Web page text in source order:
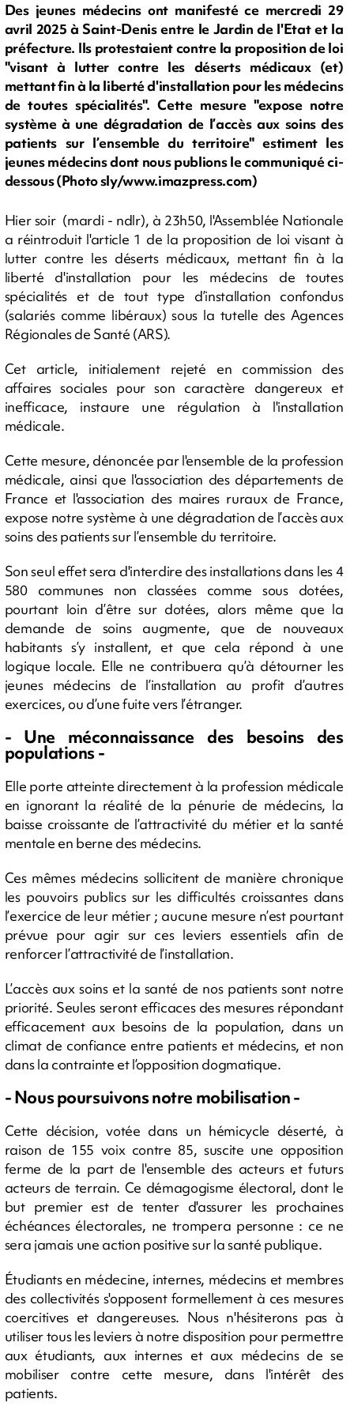
Des jeunes médecins ont manifesté ce mercredi 29
avril 2025 à Saint-Denis entre le Jardin de l'Etat et la
préfecture. Ils protestaient contre la proposition de loi
"visant à lutter contre les déserts médicaux (et)
mettant fin à la liberté d'installation pour les médecins
de toutes spécialités". Cette mesure "expose notre
système à une dégradation de l’accès aux soins des
patients sur l’ensemble du territoire" estiment les
jeunes médecins dont nous publions le communiqué ci-
dessous (Photo sly/www.imazpress.com)
Hier soir (mardi - ndlr), à 23h50, l'Assemblée Nationale
a réintroduit l'article 1 de la proposition de loi visant à
lutter contre les déserts médicaux, mettant fin à la
liberté d'installation pour les médecins de toutes
spécialités et de tout type d’installation confondus
(salariés comme libéraux) sous la tutelle des Agences
Régionales de Santé (ARS).
Cet article, initialement rejeté en commission des
affaires sociales pour son caractère dangereux et
inefficace, instaure une régulation à l'installation
médicale.
Cette mesure, dénoncée par l'ensemble de la profession
médicale, ainsi que l'association des départements de
France et l'association des maires ruraux de France,
expose notre système à une dégradation de l’accès aux
soins des patients sur l’ensemble du territoire.
Son seul effet sera d'interdire des installations dans les 4
580 communes non classées comme sous dotées,
pourtant loin d’être sur dotées, alors même que la
demande de soins augmente, que de nouveaux
habitants s’y installent, et que cela répond à une
logique locale. Elle ne contribuera qu’à détourner les
jeunes médecins de l’installation au profit d’autres
exercices, ou d’une fuite vers l’étranger.
- Une méconnaissance des besoins des
populations -
Elle porte atteinte directement à la profession médicale
en ignorant la réalité de la pénurie de médecins, la
baisse croissante de l’attractivité du métier et la santé
mentale en berne des médecins.
Ces mêmes médecins sollicitent de manière chronique
les pouvoirs publics sur les difficultés croissantes dans
l’exercice de leur métier ; aucune mesure n’est pourtant
prévue pour agir sur ces leviers essentiels afin de
renforcer l’attractivité de l’installation.
L’accès aux soins et la santé de nos patients sont notre
priorité. Seules seront efficaces des mesures répondant
efficacement aux besoins de la population, dans un
climat de confiance entre patients et médecins, et non
dans la contrainte et l’opposition dogmatique.
- Nous poursuivons notre mobilisation -
Cette décision, votée dans un hémicycle déserté, à
raison de 155 voix contre 85, suscite une opposition
ferme de la part de l'ensemble des acteurs et futurs
acteurs de terrain. Ce démagogisme électoral, dont le
but premier est de tenter d'assurer les prochaines
échéances électorales, ne trompera personne : ce ne
sera jamais une action positive sur la santé publique.
Étudiants en médecine, internes, médecins et membres
des collectivités s'opposent formellement à ces mesures
coercitives et dangereuses. Nous n'hésiterons pas à
utiliser tous les leviers à notre disposition pour permettre
aux étudiants, aux internes et aux médecins de se
mobiliser contre cette mesure, dans l'intérêt des
patients.